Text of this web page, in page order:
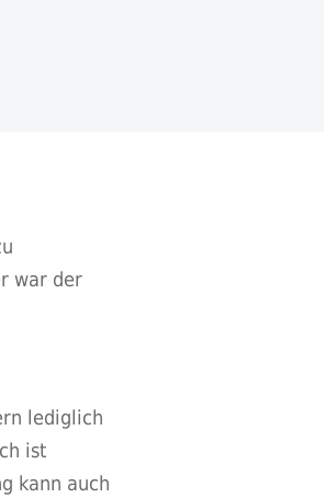
war der
lediglich
ist
kann auch